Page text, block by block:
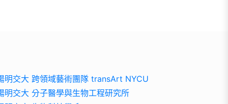
明交大 跨領域藝術團隊 transArt NYCU
明交大 分子醫學與生物工程研究所